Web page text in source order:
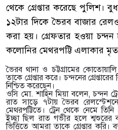
থেকে গ্রেপ্তার করেছে পুলিশ।
১২টার দিকে ভৈরব বাজার
করা হয়। গ্রেফতার হওয়া চন্দন
কলোনির মেথরপট্টি এলাকার মৃত
ভৈরব থানা ও চট্টগ্রামের
তাকে গ্রেপ্তার করে। চন্দনের
নিশ্চিত করেছেন।
ওসি মো. শাহিন মিয়া বলেন, চন্দন
রাত সাড়ে ৭টায় ভৈরব
মেথরপট্টিতে। ট্রেন থেকে নেমে
ইচ্ছা ছিল রাত গভীর হলে শ্বশুরের
ভিত্তিতে আমরা তাকে গ্রেপ্তার করি।